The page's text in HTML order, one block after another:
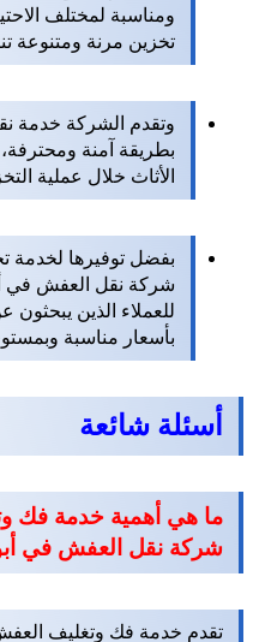
ومناسبة لمختلف
تخزين مرنة ومتنوعة
وتقدم الشركة خدمة
بطريقة آمنة
الأثاث خلال عملية
بفضل توفيرها لخدمة
شركة نقل العفش في
للعملاء الذين يبحثون
بأسعار مناسبة
أسئلة شائعة
ما هي أهمية خدمة فك
شركة نقل العفش في
تقدم خدمة فك وتغليف العفش